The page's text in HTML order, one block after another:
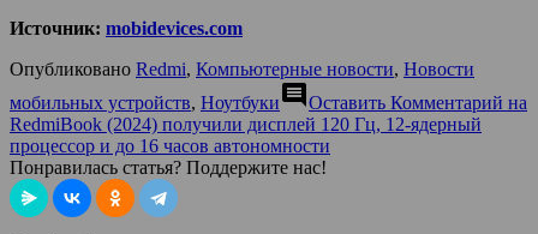
Источник: mobidevices.com
Опубликовано Redmi, Компьютерные новости, Новости
мобильных устройств, Ноутбукиcomment Оставить Комментарий на
RedmiBook (2024) получили дисплей 120 Гц, 12-ядерный
процессор и до 16 часов автономности
Понравилась статья? Поддержите нас!